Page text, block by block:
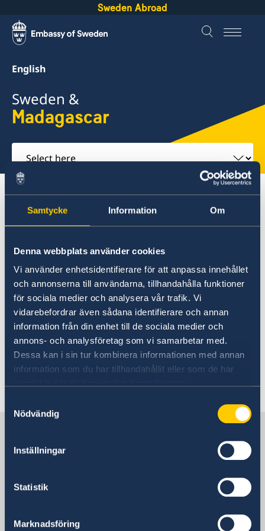
Samtycke Information Om
Denna webbplats använder cookies
Vi använder enhetsidentifierare för att anpassa innehållet
och annonserna till användarna, tillhandahålla funktioner
för sociala medier och analysera vår trafik. Vi
vidarebefordrar även sådana identifierare och annan
information från din enhet till de sociala medier och
annons- och analysföretag som vi samarbetar med.
Dessa kan i sin tur kombinera informationen med annan
information som du har tillhandahållit eller som de har
Nödvändig
Inställningar
Statistik
Marknadsföring
Sweden Abroad
English
Sweden &
Madagascar
Select
here
About Sweden Madagascar
Going to Sweden?
Moving to someone in Sweden
Madagascar
Going to Sweden?
Visiting Sweden
Moving to someone in Sweden
Working in Sweden
Studying in Sweden
EES
Visa and Residence, Work and Student Permits for
Sweden
Business and trade with Sweden -
Swedish companies in Madagascar
Moving to someone in
Sweden
No local information is currently available.
Please contact the Embassy for information on
any local conditions. A link to the Embassy is
found at the bottom of the page.